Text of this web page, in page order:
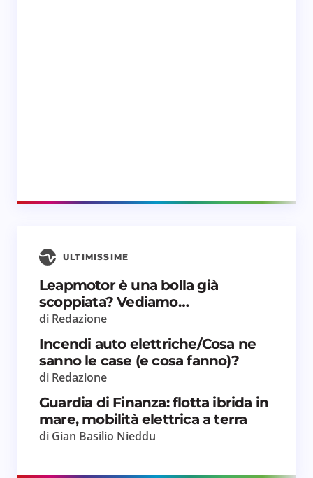
ULTIMISSIME
Leapmotor è una bolla già
scoppiata? Vediamo…
di Redazione
Incendi auto elettriche/Cosa ne
sanno le case (e cosa fanno)?
di Redazione
Guardia di Finanza: flotta ibrida in
mare, mobilità elettrica a terra
di Gian Basilio Nieddu